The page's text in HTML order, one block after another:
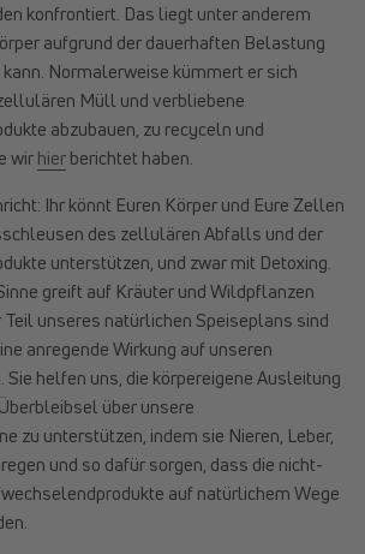
konfrontiert. Das liegt unter anderem
aufgrund der dauerhaften Belastung
Normalerweise kümmert er sich
Müll und verbliebene
abzubauen, zu recyceln und
wir hier berichtet haben.
Ihr könnt Euren Körper und Eure Zellen
des zellulären Abfalls und der
unterstützen, und zwar mit Detoxing.
greift auf Kräuter und Wildpflanzen
Teil unseres natürlichen Speiseplans sind
anregende Wirkung auf unseren
helfen uns, die körpereigene Ausleitung
über unsere
zu unterstützen, indem sie Nieren, Leber,
und so dafür sorgen, dass die nicht-
auf natürlichem Wege